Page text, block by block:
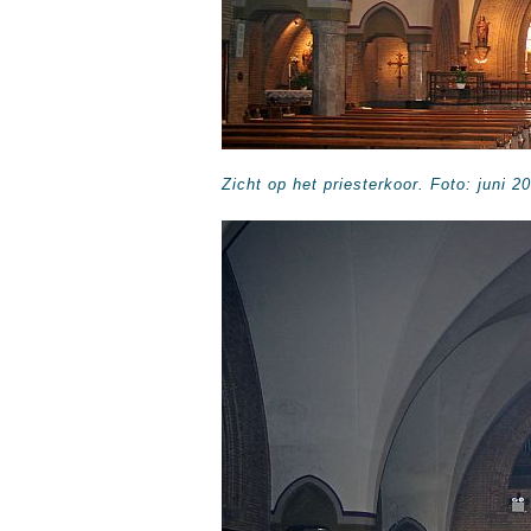
Zicht op het priesterkoor. Foto: juni